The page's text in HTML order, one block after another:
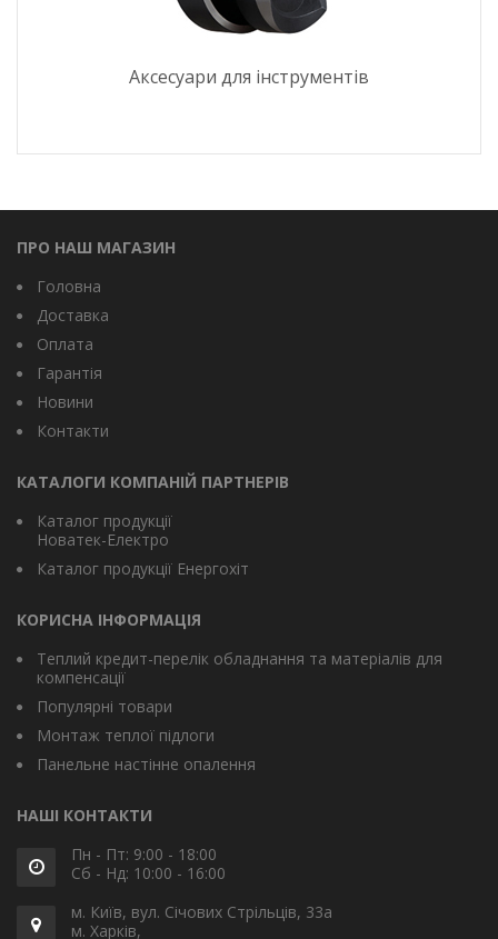
Аксесуари для інструментів
ПРО НАШ МАГАЗИН
Головна
Доставка
Оплата
Гарантія
Новини
Контакти
КАТАЛОГИ КОМПАНІЙ ПАРТНЕРІВ
Каталог продукції
Новатек-Електро
Каталог продукції Енергохіт
КОРИСНА ІНФОРМАЦІЯ
Теплий кредит-перелік обладнання та матеріалів для
компенсації
Популярні товари
Монтаж теплої підлоги
Панельне настінне опалення
НАШІ КОНТАКТИ
Пн - Пт: 9:00 - 18:00
Сб - Нд: 10:00 - 16:00
м. Київ, вул. Січових Стрільців, 33а
м. Харків,